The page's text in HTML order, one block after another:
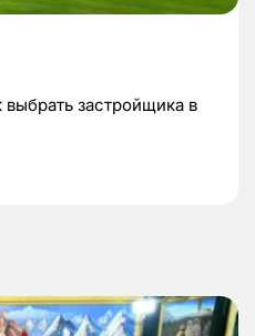
застройщика в